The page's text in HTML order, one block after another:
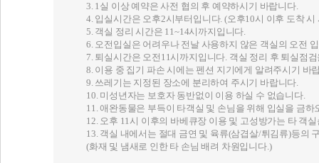
3. 1실 이상 예약은 사전 협의 후 예약하시기 바랍니다.
4. 입실시간은 오후2시부터입니다. (오후10시 이후 도착
5. 객실 정리 시간은 11~14시까지입니다.
6. 오전입실은 어려우나 전날 사용하지 않은 객실의 오전
7. 퇴실시간은 오전11시까지입니다. 객실 정리 후 퇴실점
8. 이용 중 집기 파손 시에는 펜션 지기에게 알려주시기 바
9. 쓰레기는 지정된 장소에 분리하여 주시기 바랍니다.
10. 미성년자는 보호자 동반없이 이용 하실 수 없습니다.
11. 애완동물은 부득이 타객실 및 손님을 위해 입실을 금하
12. 오후 11시 이후의 바베큐장 이용 및 고성방가는 타 객
13. 객실 내에서는 절대 금연 및 육류(삼겹살/튀김류)등의
(화재 및 냄새로 인한 타 손님 배려 차원입니다.)